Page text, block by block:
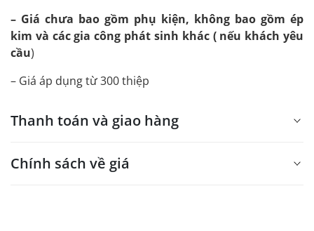
– Giá chưa bao gồm phụ kiện, không bao gồm ép
kim và các gia công phát sinh khác ( nếu khách yêu
cầu)
– Giá áp dụng từ 300 thiệp
Thanh toán và giao hàng
Chính sách về giá